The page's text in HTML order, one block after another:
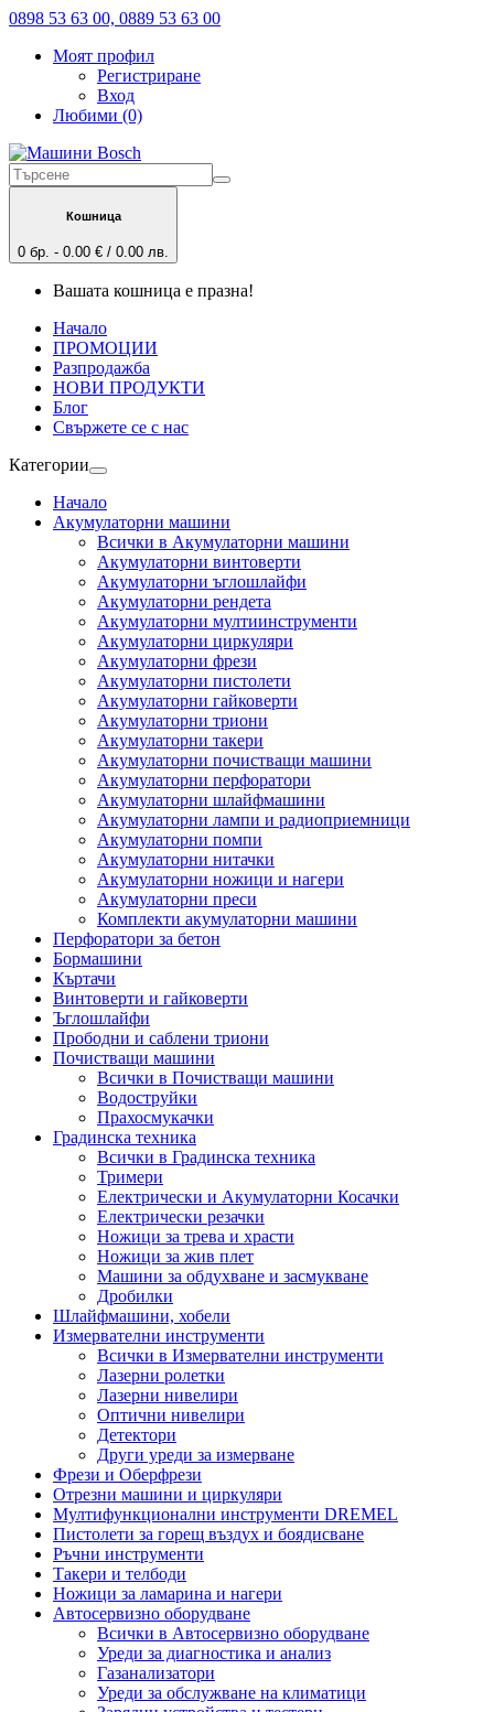
0898 53 63 00, 0889 53 63 00
Моят профил
Регистриране
Вход
Любими (0)
Кошница
0 бр. - 0.00 € / 0.00 лв.
Вашата кошница е празна!
Начало
ПРОМОЦИИ
Разпродажба
НОВИ ПРОДУКТИ
Блог
Свържете се с нас
Категории
Начало
Акумулаторни машини
Всички в Акумулаторни машини
Акумулаторни винтоверти
Акумулаторни ъглошлайфи
Акумулаторни рендета
Акумулаторни мултиинструменти
Акумулаторни циркуляри
Акумулаторни фрези
Акумулаторни пистолети
Акумулаторни гайковерти
Акумулаторни триони
Акумулаторни такери
Акумулаторни почистващи машини
Акумулаторни перфоратори
Акумулаторни шлайфмашини
Акумулаторни лампи и радиоприемници
Акумулаторни помпи
Акумулаторни нитачки
Акумулаторни ножици и нагери
Акумулаторни преси
Комплекти акумулаторни машини
Перфоратори за бетон
Бормашини
Къртачи
Винтоверти и гайковерти
Ъглошлайфи
Прободни и саблени триони
Почистващи машини
Всички в Почистващи машини
Водоструйки
Прахосмукачки
Градинска техника
Всички в Градинска техника
Тримери
Електрически и Акумулаторни Косачки
Електрически резачки
Ножици за трева и храсти
Ножици за жив плет
Машини за обдухване и засмукване
Дробилки
Шлайфмашини, хобели
Измервателни инструменти
Всички в Измервателни инструменти
Лазерни ролетки
Лазерни нивелири
Оптични нивелири
Детектори
Други уреди за измерване
Фрези и Оберфрези
Отрезни машини и циркуляри
Мултифункционални инструменти DREMEL
Пистолети за горещ въздух и боядисване
Ръчни инструменти
Такери и телбоди
Ножици за ламарина и нагери
Автосервизно оборудване
Всички в Автосервизно оборудване
Уреди за диагностика и анализ
Газанализатори
Уреди за обслужване на климатици